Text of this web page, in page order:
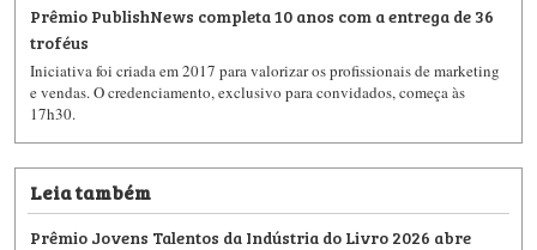
Prêmio PublishNews completa 10 anos com a entrega de 36
troféus
Iniciativa foi criada em 2017 para valorizar os profissionais de marketing
e vendas. O credenciamento, exclusivo para convidados, começa às
17h30.
Leia também
Prêmio Jovens Talentos da Indústria do Livro 2026 abre